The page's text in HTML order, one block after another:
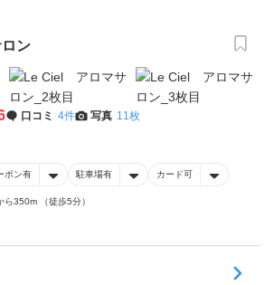
ン
口コミ 4件 写真 11枚
ポン有 駐車場有 カード可
ら350m （徒歩5分）